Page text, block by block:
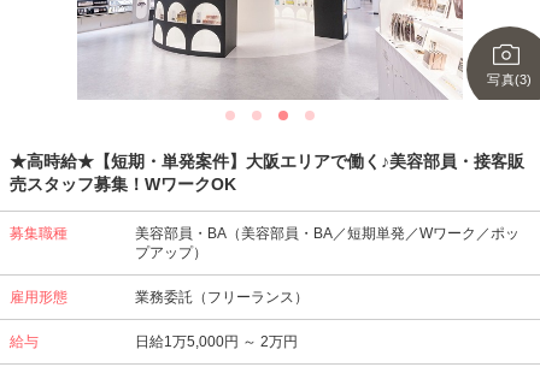
写真(3)
★高時給★【短期・単発案件】大阪エリアで働く♪美容部員・接客販
売スタッフ募集！WワークOK
募集職種
美容部員・BA（美容部員・BA／短期単発／Wワーク／ポッ
プアップ）
雇用形態 業務委託（フリーランス）
給与 日給1万5,000円 ～ 2万円